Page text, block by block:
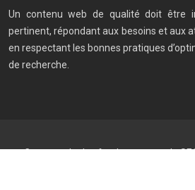
Un contenu web de qualité doit être
pertinent, répondant aux besoins et aux
en respectant les bonnes pratiques
de recherche.
Comprendre les fondamentaux du